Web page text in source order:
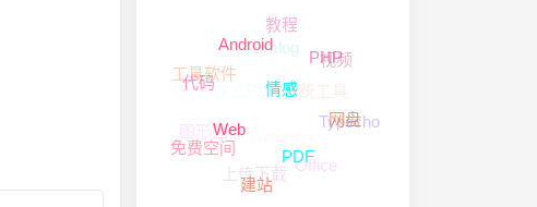
工具软件
代码
Android
教程
Emlog
办公软件
图形图像
免费空间
Web
情感
PHP
视频
系统工具
Windows
上传下载
建站
PDF
网盘
Typecho
Office